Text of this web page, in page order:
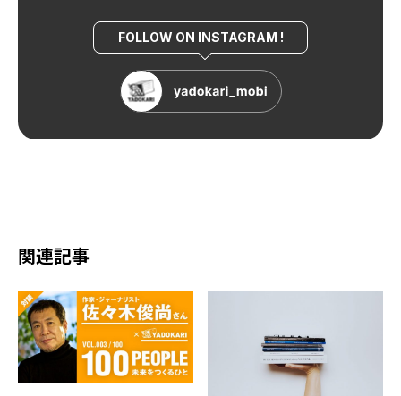
FOLLOW ON INSTAGRAM !
関連記事